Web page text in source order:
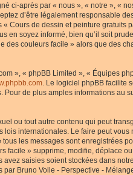
ci-après par « nous », « notre », «
d’être légalement responsable
Cours de dessin et peinture gratuits
en soyez informé, bien qu’il soit
des couleurs facile » alors que des
», « phpBB Limited », « Équipes
. Le logiciel phpBB facilite
de plus amples informations au
ou tout autre contenu qui peut
internationales. Le faire peut
les messages sont enregistrées
facile » supprime, modifie, déplace
saisies soient stockées dans
Bruno Volle - Perspective -